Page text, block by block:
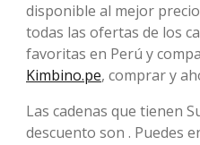
disponible al mejor
todas las ofertas de los
favoritas en Perú y
Kimbino.pe, comprar y
Las cadenas que tienen
descuento son . Puedes